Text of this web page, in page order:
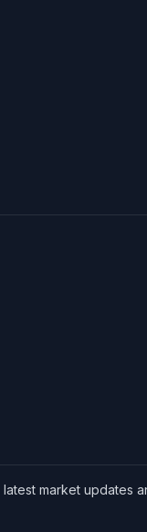
market updates